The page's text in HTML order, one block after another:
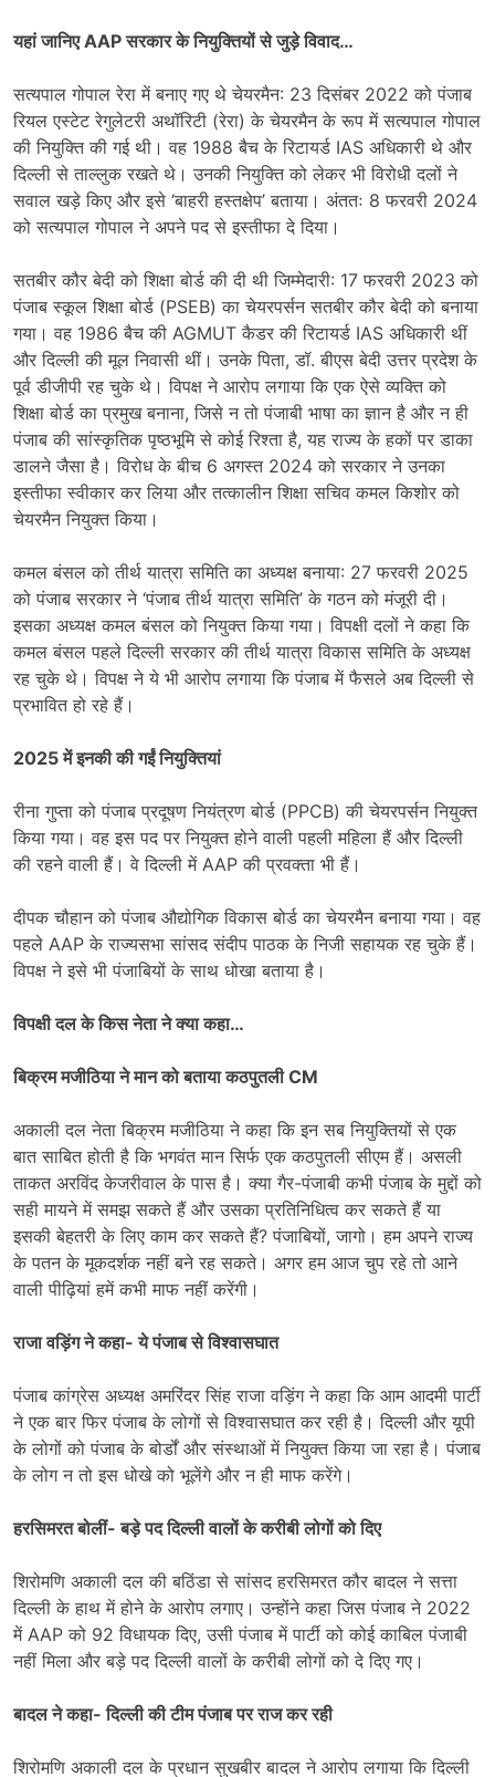
यहां जानिए AAP सरकार के नियुक्तियों से जुड़े विवाद…
सत्यपाल गोपाल रेरा में बनाए गए थे चेयरमैन: 23 दिसंबर 2022 को पंजाब
रियल एस्टेट रेगुलेटरी अथॉरिटी (रेरा) के चेयरमैन के रूप में सत्यपाल गोपाल
की नियुक्ति की गई थी। वह 1988 बैच के रिटायर्ड IAS अधिकारी थे और
दिल्ली से ताल्लुक रखते थे। उनकी नियुक्ति को लेकर भी विरोधी दलों ने
सवाल खड़े किए और इसे ‘बाहरी हस्तक्षेप’ बताया। अंततः 8 फरवरी 2024
को सत्यपाल गोपाल ने अपने पद से इस्तीफा दे दिया।
सतबीर कौर बेदी को शिक्षा बोर्ड की दी थी जिम्मेदारी: 17 फरवरी 2023 को
पंजाब स्कूल शिक्षा बोर्ड (PSEB) का चेयरपर्सन सतबीर कौर बेदी को बनाया
गया। वह 1986 बैच की AGMUT कैडर की रिटायर्ड IAS अधिकारी थीं
और दिल्ली की मूल निवासी थीं। उनके पिता, डॉ. बीएस बेदी उत्तर प्रदेश के
पूर्व डीजीपी रह चुके थे। विपक्ष ने आरोप लगाया कि एक ऐसे व्यक्ति को
शिक्षा बोर्ड का प्रमुख बनाना, जिसे न तो पंजाबी भाषा का ज्ञान है और न ही
पंजाब की सांस्कृतिक पृष्ठभूमि से कोई रिश्ता है, यह राज्य के हकों पर डाका
डालने जैसा है। विरोध के बीच 6 अगस्त 2024 को सरकार ने उनका
इस्तीफा स्वीकार कर लिया और तत्कालीन शिक्षा सचिव कमल किशोर को
चेयरमैन नियुक्त किया।
कमल बंसल को तीर्थ यात्रा समिति का अध्यक्ष बनाया: 27 फरवरी 2025
को पंजाब सरकार ने ‘पंजाब तीर्थ यात्रा समिति’ के गठन को मंजूरी दी।
इसका अध्यक्ष कमल बंसल को नियुक्त किया गया। विपक्षी दलों ने कहा कि
कमल बंसल पहले दिल्ली सरकार की तीर्थ यात्रा विकास समिति के अध्यक्ष
रह चुके थे। विपक्ष ने ये भी आरोप लगाया कि पंजाब में फैसले अब दिल्ली से
प्रभावित हो रहे हैं।
2025 में इनकी की गईं नियुक्तियां
रीना गुप्ता को पंजाब प्रदूषण नियंत्रण बोर्ड (PPCB) की चेयरपर्सन नियुक्त
किया गया। वह इस पद पर नियुक्त होने वाली पहली महिला हैं और दिल्ली
की रहने वाली हैं। वे दिल्ली में AAP की प्रवक्ता भी हैं।
दीपक चौहान को पंजाब औद्योगिक विकास बोर्ड का चेयरमैन बनाया गया। वह
पहले AAP के राज्यसभा सांसद संदीप पाठक के निजी सहायक रह चुके हैं।
विपक्ष ने इसे भी पंजाबियों के साथ धोखा बताया है।
विपक्षी दल के किस नेता ने क्या कहा…
बिक्रम मजीठिया ने मान को बताया कठपुतली CM
अकाली दल नेता बिक्रम मजीठिया ने कहा कि इन सब नियुक्तियों से एक
बात साबित होती है कि भगवंत मान सिर्फ एक कठपुतली सीएम हैं। असली
ताकत अरविंद केजरीवाल के पास है। क्या गैर-पंजाबी कभी पंजाब के मुद्दों को
सही मायने में समझ सकते हैं और उसका प्रतिनिधित्व कर सकते हैं या
इसकी बेहतरी के लिए काम कर सकते हैं? पंजाबियों, जागो। हम अपने राज्य
के पतन के मूकदर्शक नहीं बने रह सकते। अगर हम आज चुप रहे तो आने
वाली पीढ़ियां हमें कभी माफ नहीं करेंगी।
राजा वड़िंग ने कहा- ये पंजाब से विश्वासघात
पंजाब कांग्रेस अध्यक्ष अमरिंदर सिंह राजा वड़िंग ने कहा कि आम आदमी पार्टी
ने एक बार फिर पंजाब के लोगों से विश्वासघात कर रही है। दिल्ली और यूपी
के लोगों को पंजाब के बोर्डों और संस्थाओं में नियुक्त किया जा रहा है। पंजाब
के लोग न तो इस धोखे को भूलेंगे और न ही माफ करेंगे।
हरसिमरत बोलीं- बड़े पद दिल्ली वालों के करीबी लोगों को दिए
शिरोमणि अकाली दल की बठिंडा से सांसद हरसिमरत कौर बादल ने सत्ता
दिल्ली के हाथ में होने के आरोप लगाए। उन्होंने कहा जिस पंजाब ने 2022
में AAP को 92 विधायक दिए, उसी पंजाब में पार्टी को कोई काबिल पंजाबी
नहीं मिला और बड़े पद दिल्ली वालों के करीबी लोगों को दे दिए गए।
बादल ने कहा- दिल्ली की टीम पंजाब पर राज कर रही
शिरोमणि अकाली दल के प्रधान सुखबीर बादल ने आरोप लगाया कि दिल्ली